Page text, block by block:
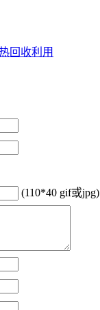
回收利用
(110*40 gif或jpg)